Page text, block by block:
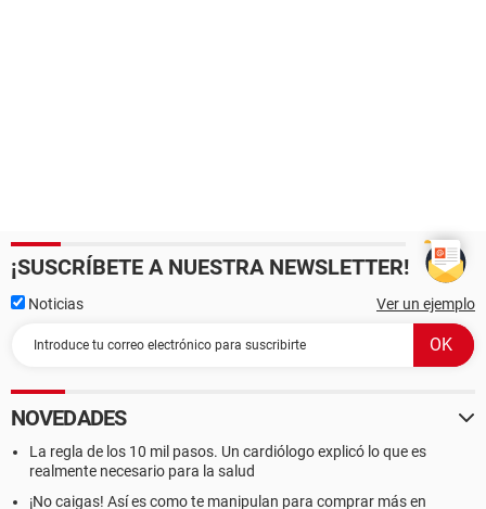
¡SUSCRÍBETE A NUESTRA NEWSLETTER!
Noticias Ver un ejemplo
NOVEDADES
La regla de los 10 mil pasos. Un cardiólogo explicó lo que es
realmente necesario para la salud
¡No caigas! Así es como te manipulan para comprar más en